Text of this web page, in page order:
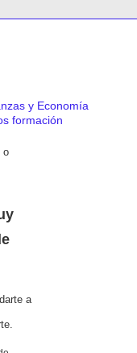
y Economía
formación
o
a